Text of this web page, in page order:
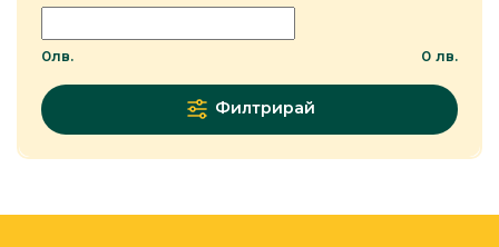
0лв. 0 лв.
Филтрирай